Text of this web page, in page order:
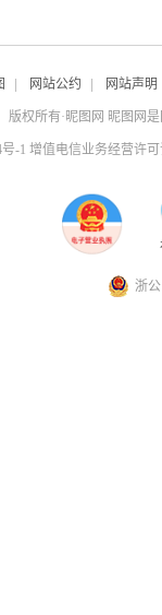
| 网站公约 | 网站声明
版权所有·昵图网 昵图网
号-1 增值电信业务经营许
浙公